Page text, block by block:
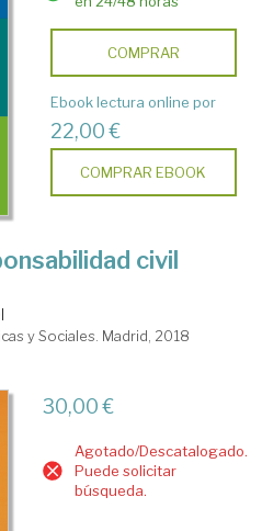
COMPRAR
Ebook lectura online por
22,00 €
COMPRAR EBOOK
civil
y Sociales. Madrid, 2018
30,00 €
Agotado/Descatalogado.
Puede solicitar
búsqueda.